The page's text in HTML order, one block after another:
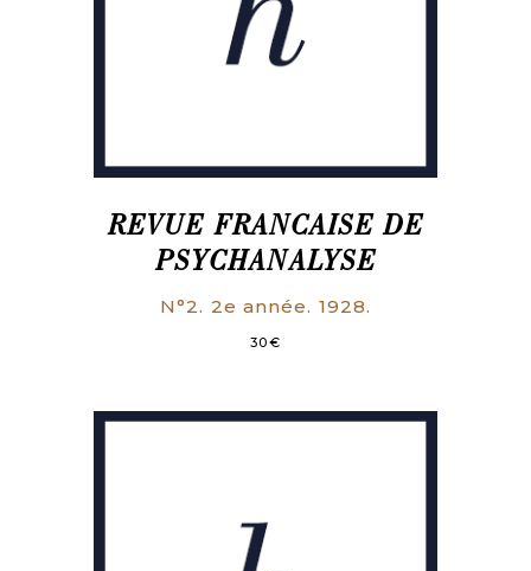
REVUE FRANCAISE DE
PSYCHANALYSE
N°2. 2e année. 1928.
30€